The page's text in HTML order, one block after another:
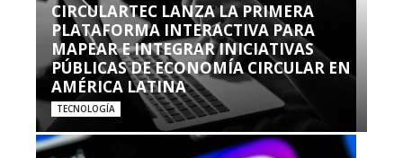
CIRCULARTEC LANZA LA PRIMERA
PLATAFORMA INTERACTIVA PARA
MAPEAR E INTEGRAR INICIATIVAS
PÚBLICAS DE ECONOMÍA CIRCULAR EN
AMÉRICA LATINA
TECNOLOGÍA